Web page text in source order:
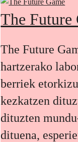
The Future
The Future
hartzerako
berriek
kezkatzen
dituzten
dituena,